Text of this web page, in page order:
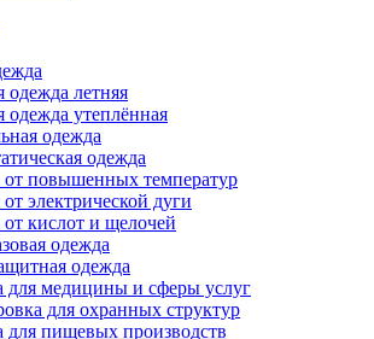
одежда летняя
одежда утеплённая
одежда
одежда
от повышенных температур
электрической дуги
кислот и щелочей
одежда
одежда
для медицины и сферы услуг
для охранных структур
для пищевых производств